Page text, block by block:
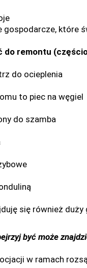
gospodarcze, które
do remontu
do ocieplenia
to piec na węgiel
do szamba
się również
być może
w ramach